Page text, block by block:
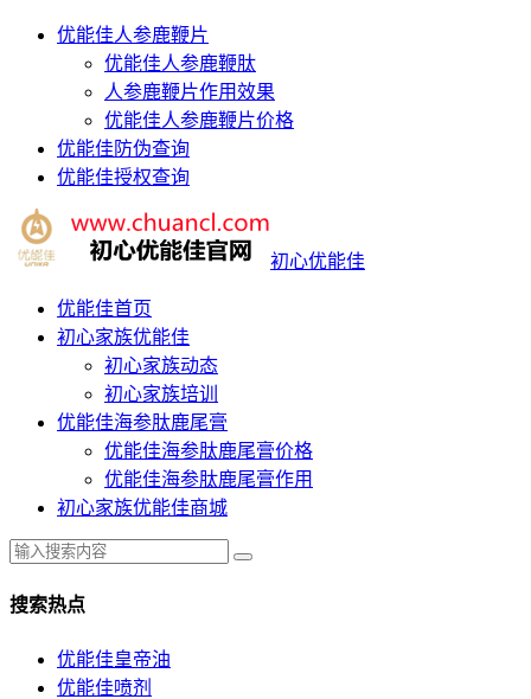
优能佳人参鹿鞭片
优能佳人参鹿鞭肽
人参鹿鞭片作用效果
优能佳人参鹿鞭片价格
优能佳防伪查询
优能佳授权查询
初心优能佳
优能佳首页
初心家族优能佳
初心家族动态
初心家族培训
优能佳海参肽鹿尾膏
优能佳海参肽鹿尾膏价格
优能佳海参肽鹿尾膏作用
初心家族优能佳商城
搜索热点
优能佳皇帝油
优能佳喷剂